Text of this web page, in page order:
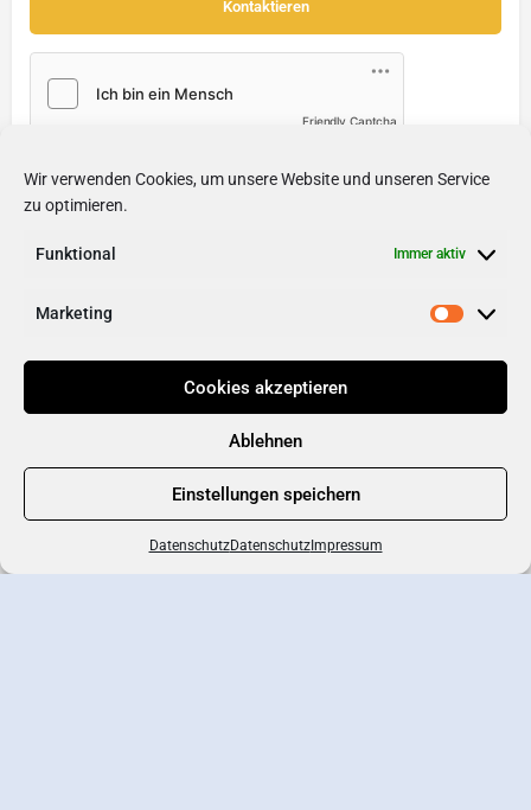
Wir verwenden Cookies, um unsere Website und unseren Service
zu optimieren.
Funktional Immer aktiv
Marketing
Cookies akzeptieren
Ablehnen
Einstellungen speichern
DatenschutzDatenschutzImpressum
Friendly Captcha
Soziale Medien
Internetseite